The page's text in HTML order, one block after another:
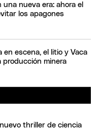
una nueva era: ahora el
los apagones
en escena, el litio y Vaca
producción minera
thriller de ciencia